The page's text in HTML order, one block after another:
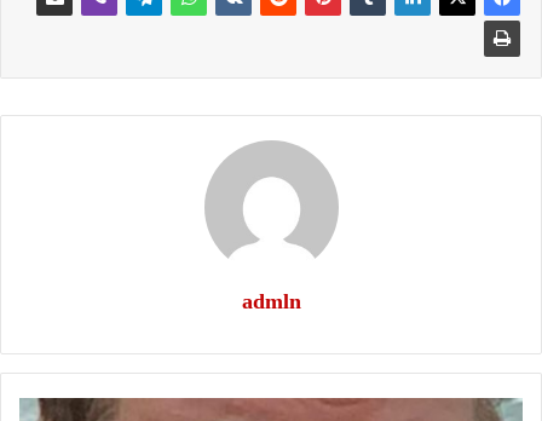
admln
منازله